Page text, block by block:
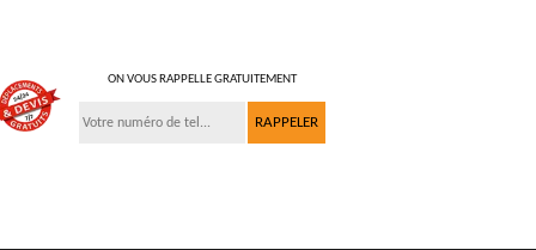
ON VOUS RAPPELLE GRATUITEMENT